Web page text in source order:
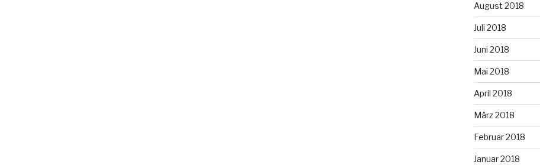
August 2018
Juli 2018
Juni 2018
Mai 2018
April 2018
März 2018
Februar 2018
Januar 2018